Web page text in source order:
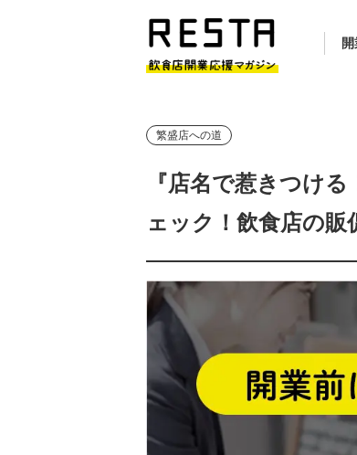
繁盛店への道
『店名で惹きつけ
ェック！飲食店の販